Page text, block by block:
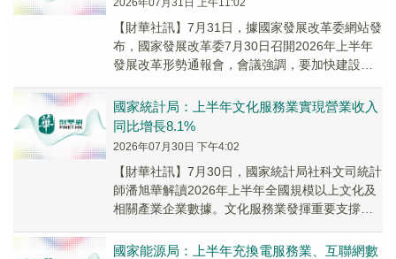
2026年07月31日 上午11:02
【財華社訊】7月31日，據國家發展改革委網站發
布，國家發展改革委7月30日召開2026年上半年
發展改革形勢通報會，會議強調，要加快建設現
壯...
國家統計局：上半年文化服務業實現營業收入
同比增長8.1%
2026年07月30日 下午4:02
【財華社訊】7月30日，國家統計局社科文司統計
師潘旭華解讀2026年上半年全國規模以上文化及
相關產業企業數據。文化服務業發揮重要支撐作
國家能源局：上半年充換電服務業、互聯網數